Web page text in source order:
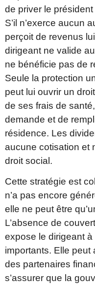
de priver le
S’il n’exerce aucun
perçoit de revenus
dirigeant ne valide
ne bénéficie pas de
Seule la protection
peut lui ouvrir un
de ses frais de
demande et de
résidence. Les
aucune cotisation et
droit social.
Cette stratégie est
n’a pas encore
elle ne peut être
L’absence de
expose le dirigeant
importants. Elle peut
des partenaires
s’assurer que la